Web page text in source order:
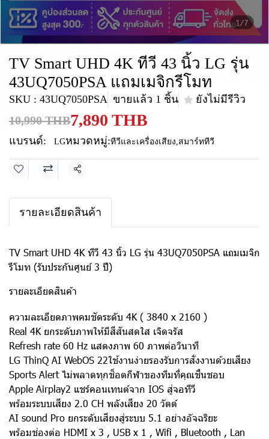
1/7
TV Smart UHD 4K ทีวี 43 นิ้ว LG รุ่น
43UQ7050PSA แถมเมจิกรีโมท
SKU : 43UQ7050PSA ขายแล้ว 1 ชิ้น ยังไม่มีรีวิว
10,990 THB7,890 THB
แบรนด์: LGหมวดหมู่:ทีวีและเครื่องเสียง,สมาร์ททีวี
แชร์
รายละเอียดสินค้า
TV Smart UHD 4K ทีวี 43 นิ้ว LG รุ่น 43UQ7050PSA แถมเมจิก
รีโมท (รับประกันศูนย์ 3 ปี)
รายละเอียดสินค้า
ความละเอียดภาพคมชัดระดับ 4K ( 3840 x 2160 )
Real 4K ยกระดับภาพให้มีสีสันสดใส เจิดจรัส
Refresh rate 60 Hz แสดงภาพ 60 ภาพต่อวินาที
LG ThinQ AI WebOS 22ใช้งานง่ายรองรับการสั่งงานด้วยเสียง
Sports Alert ไม่พลาดทุกช็อตกีฬาของทีมที่คุณชื่นชอบ
Apple Airplay2 แชร์คอนเทนต์จาก IOS สู่จอทีวี
พร้อมระบบเสียง 2.0 CH พลังเสียง 20 วัตต์
AI sound Pro ยกระดับเสียงสู่ระบบ 5.1 อย่างอัจฉริยะ
พร้อมช่องต่อ HDMI x 3 , USB x 1 , Wifi , Bluetooth , Lan